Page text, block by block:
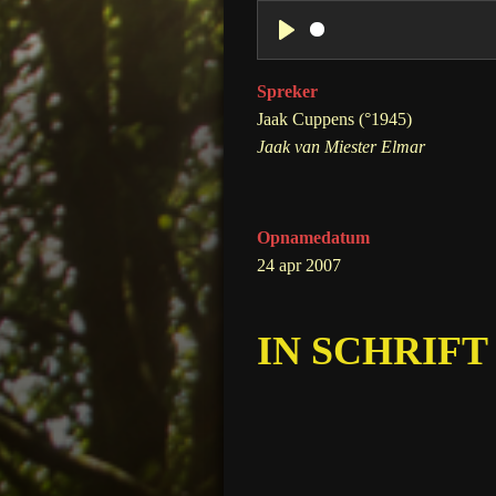
P
l
a
y
Spreker
Jaak Cuppens (°1945)
Jaak van Miester Elmar
Opnamedatum
24 apr 2007
IN SCHRIFT